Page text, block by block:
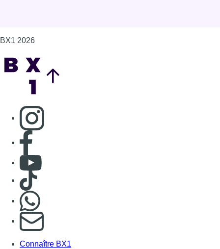
BX1 2026
Consulter page Instagram
Consulter page Facebook
Consulter Youtube
Consulter TikTok
S'abonner à notre newsletter
Connaître BX1